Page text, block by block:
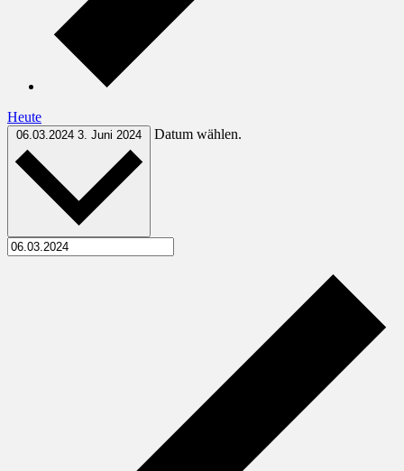
Heute
06.03.2024 3. Juni 2024 Datum wählen.